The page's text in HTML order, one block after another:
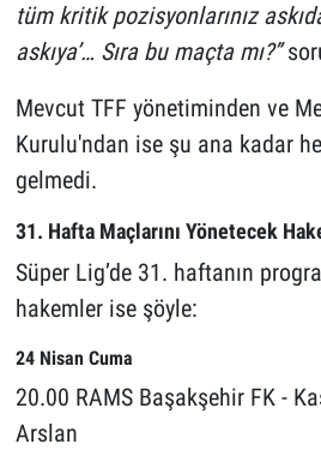
tüm kritik pozisyonlarınız
askıya’… Sıra bu maçta mı?”
Mevcut TFF yönetiminden ve
Kurulu'ndan ise şu ana kadar
gelmedi.
31. Hafta Maçlarını Yönetecek
Süper Lig’de 31. haftanın
hakemler ise şöyle:
24 Nisan Cuma
20.00 RAMS Başakşehir FK -
Arslan